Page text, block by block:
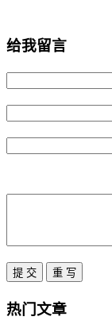
给我留言
热门文章